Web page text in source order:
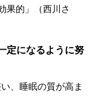
果的」（西川さ
定になるように努
、睡眠の質が高ま